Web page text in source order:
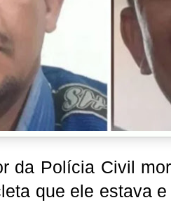
da Polícia Civil
que ele estava